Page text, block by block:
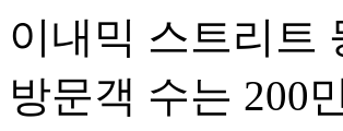
이내믹 스트리트
방문객 수는 200